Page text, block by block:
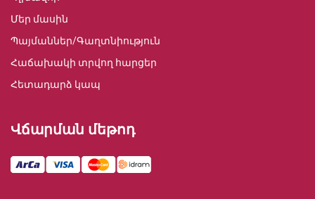
Մեր մասին
Պայմաններ/Գաղտնիություն
Հաճախակի տրվող հարցեր
Հետադարձ կապ
Վճարման մեթոդ